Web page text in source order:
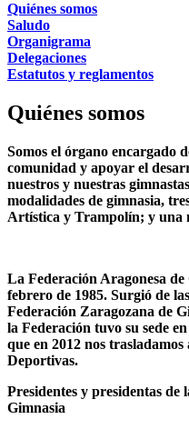
Quiénes somos
Saludo
Organigrama
Delegaciones
Estatutos y reglamentos
Quiénes somos
Somos el órgano encargado
comunidad y apoyar el
nuestros y nuestras gimnastas
modalidades de gimnasia,
Artística y Trampolín; y una
La Federación Aragonesa
febrero de 1985. Surgió de
Federación Zaragozana de
la Federación tuvo su sede
que en 2012 nos trasladamos
Deportivas.
Presidentes y presidentas de
Gimnasia